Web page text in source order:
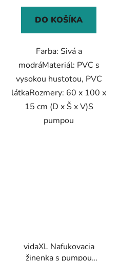
DO KOŠÍKA
Farba: Sivá a
modráMateriál: PVC s
vysokou hustotou, PVC
látkaRozmery: 60 x 100 x
15 cm (D x Š x V)S
pumpou
vidaXL Nafukovacia
žinenka s pumpou